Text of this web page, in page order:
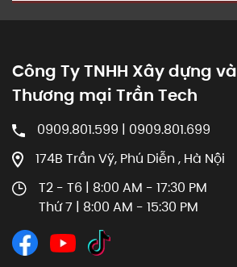
Công Ty TNHH Xây dựng và
Thương mại Trần Tech
0909.801.599 | 0909.801.699
174B Trần Vỹ, Phú Diễn , Hà Nội
T2 - T6 | 8:00 AM - 17:30 PM
Thứ 7 | 8:00 AM - 15:30 PM